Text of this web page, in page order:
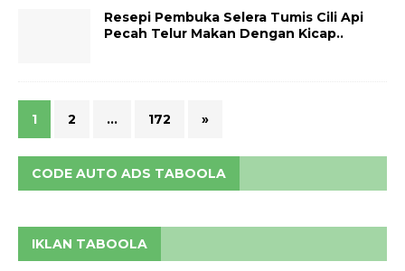
Resepi Pembuka Selera Tumis Cili Api
Pecah Telur Makan Dengan Kicap..
1 2 … 172 »
CODE AUTO ADS TABOOLA
IKLAN TABOOLA